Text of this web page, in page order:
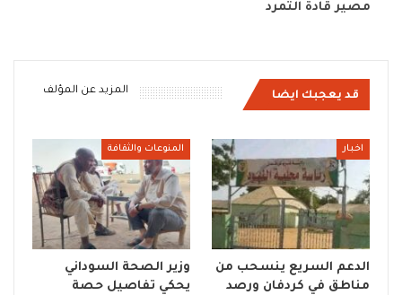
مصير قادة التمرد
قد يعجبك ايضا المزيد عن المؤلف
اخبار
الدعم السريع ينسحب من
مناطق في كردفان ورصد
المنوعات والثقافة
وزير الصحة السوداني
يحكي تفاصيل حصة